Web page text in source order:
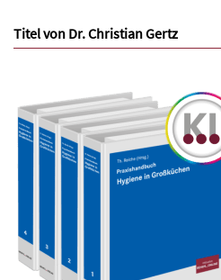
Titel von Dr. Christian Gertz